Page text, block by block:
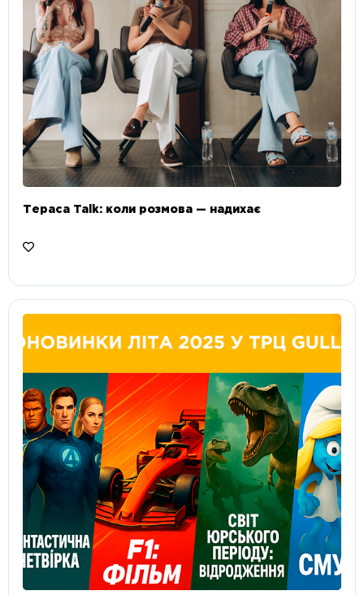
Тераса Talk: коли розмова — надихає